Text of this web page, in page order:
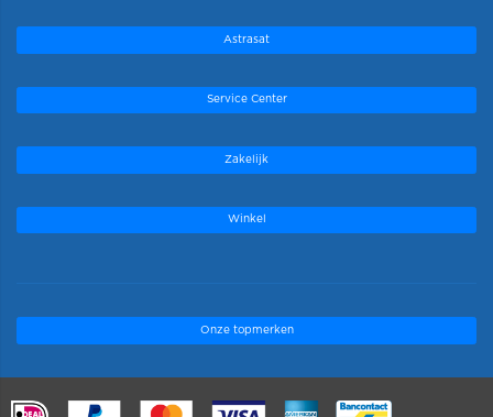
Astrasat
Service Center
Zakelijk
Winkel
Onze topmerken
.